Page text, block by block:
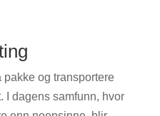
pakke og transportere
I dagens samfunn, hvor